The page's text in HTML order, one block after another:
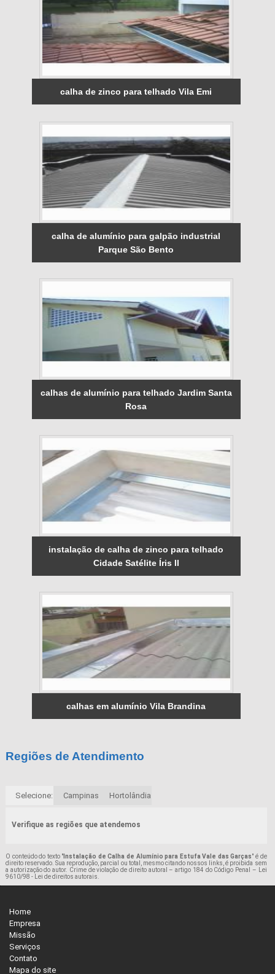
calha de zinco para telhado Vila Emi
calha de alumínio para galpão industrial
Parque São Bento
calhas de alumínio para telhado Jardim Santa
Rosa
instalação de calha de zinco para telhado
Cidade Satélite Íris II
calhas em alumínio Vila Brandina
Regiões de Atendimento
Selecione: Campinas Hortolândia
Verifique as regiões que atendemos
O conteúdo do texto " Instalação de Calha de Alumínio para Estufa Vale das Garças" é de
direito reservado. Sua reprodução, parcial ou total, mesmo citando nossos links, é proibida sem
a autorização do autor. Crime de violação de direito autoral – artigo 184 do Código Penal – Lei
9610/98 - Lei de direitos autorais.
Home
Empresa
Missão
Serviços
Contato
Mapa do site